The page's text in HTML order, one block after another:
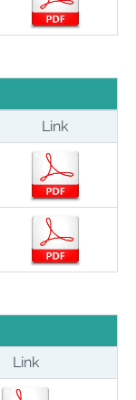
Link
Link